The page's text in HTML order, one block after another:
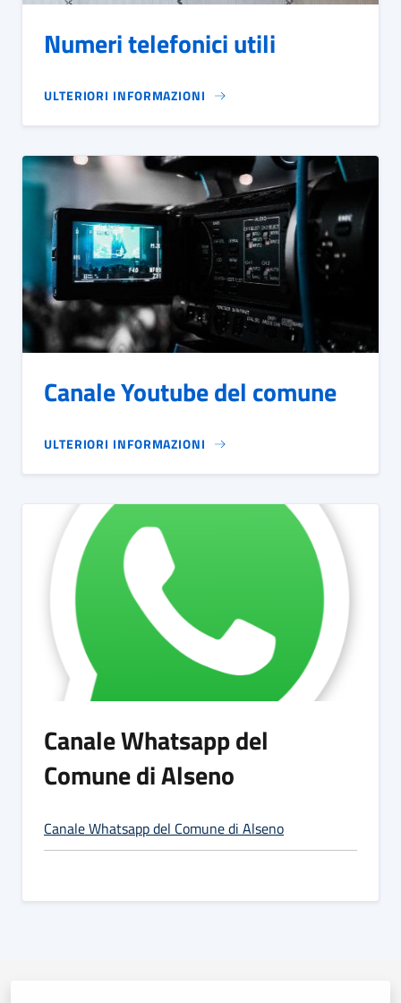
Numeri telefonici utili
ULTERIORI INFORMAZIONI
Canale Youtube del comune
ULTERIORI INFORMAZIONI
Canale Whatsapp del
Comune di Alseno
Canale Whatsapp del Comune di Alseno